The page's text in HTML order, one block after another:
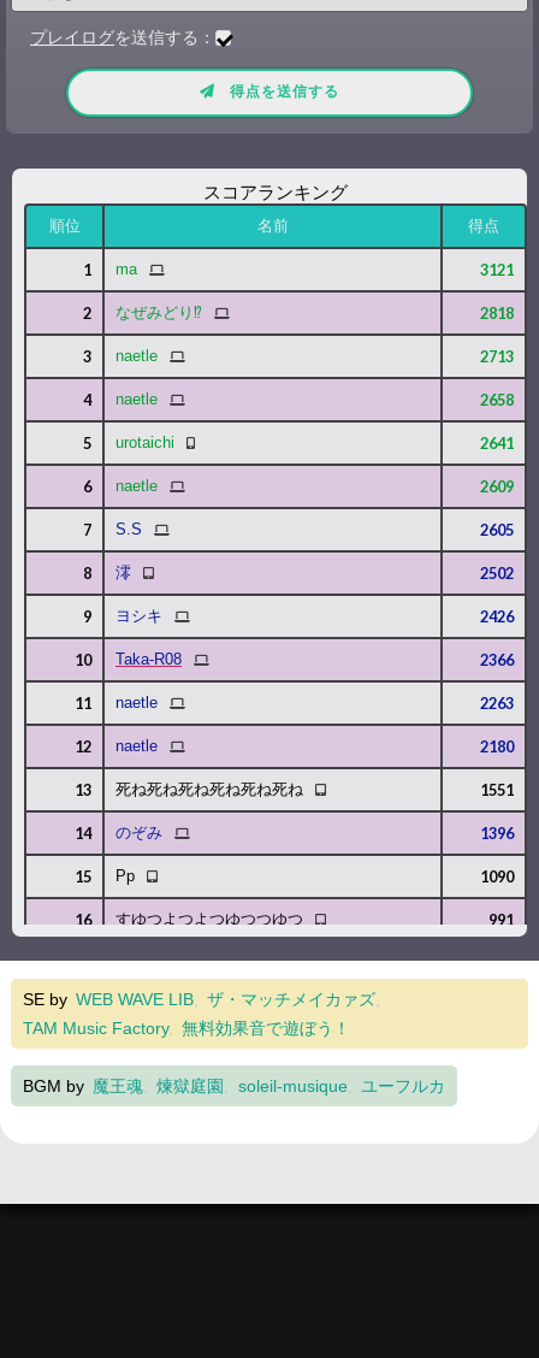
プレイログを送信する：
スコアランキング
順位 名前 得点
1 ma 3121
2 なぜみどり⁉ 2818
3 naetle 2713
4 naetle 2658
5 urotaichi 2641
6 naetle 2609
7 S.S 2605
8 澪 タブレット 2502
9 ヨシキ 2426
10 Taka-R08 2366
11 naetle 2263
12 naetle 2180
13 死ね死ね死ね死ね死ね死ね タブレット 1551
14 のぞみ 1396
15 Pp タブレット 1090
16 すゆつよつよつゆつつゆつ タブレット 991
SE by WEB WAVE LIB
ザ・マッチメイカァズ
TAM Music Factory
無料効果音で遊ぼう！
BGM by 魔王魂 煉獄庭園 soleil-musique ユーフルカ